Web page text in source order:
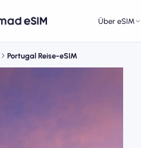
Über eSIM
Portugal Reise-eSIM